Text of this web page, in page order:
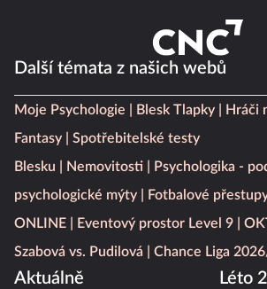
Další témata z našich webů
Moje Psychologie Blesk Tlapky Hráči
Fantasy
Spotřebitelské testy
Blesku
Nemovitosti
Psychologika -
psychologické mýty
Fotbalové
ONLINE
Eventový prostor Level 9
Szabová vs. Pudilová
Chance Liga
Aktuálně Léto